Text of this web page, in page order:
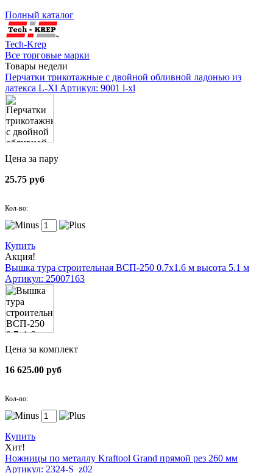
Полный каталог
Tech-Krep
Все торговые марки
Товары недели
Перчатки трикотажные с двойной обливной ладонью из
латекса L-Xl Артикул: 9001 l-xl
Цена за пару
25.75 руб
Кол-во:
Купить
Акция!
Вышка тура строительная ВСП-250 0.7х1.6 м высота 5.1 м
Артикул: 25007163
Цена за комплект
16 625.00 руб
Кол-во:
Купить
Хит!
Ножницы по металлу Kraftool Grand прямой рез 260 мм
Артикул: 2324-S_z02